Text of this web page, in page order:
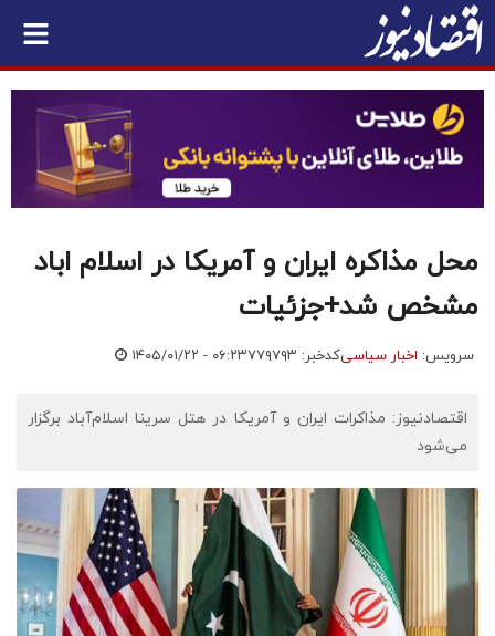
محل مذاکره ایران و آمریکا در اسلام اباد
مشخص شد+جزئیات
سرویس: اخبار سیاسیکدخبر: ۷۷۹۷۹۳ ۱۴۰۵/۰۱/۲۲ - ۰۶:۲۳
اقتصادنیوز: مذاکرات ایران و آمریکا در هتل سرینا اسلام‌آباد برگزار
می‌شود